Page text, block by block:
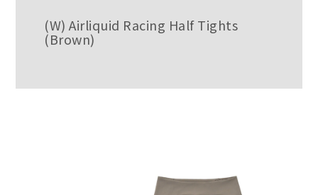
(W) Airliquid Racing Half Tights
(Brown)